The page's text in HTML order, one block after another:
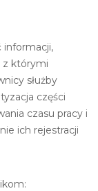
informacji,
z którymi
służby
części
czasu pracy i
ich rejestracji